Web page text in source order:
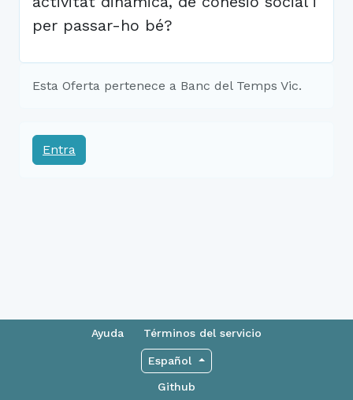
per passar-ho bé?
Esta Oferta pertenece a Banc del Temps Vic.
Entra
Ayuda Términos del servicio
Español
Github